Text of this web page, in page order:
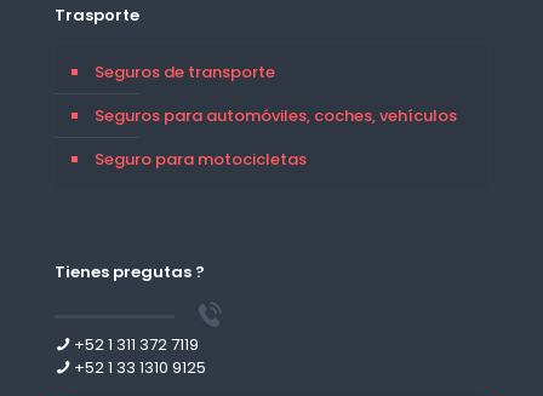
Trasporte
Seguros de transporte
Seguros para automóviles, coches, vehículos
Seguro para motocicletas
Tienes pregutas ?
+52 1 311 372 7119
+52 1 33 1310 9125